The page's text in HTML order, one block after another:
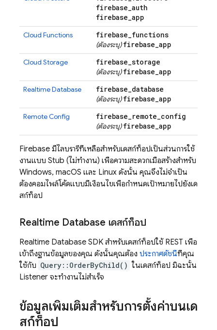
firebase_auth
firebase_app
Cloud Functions firebase_functions
(ต้องระบุ) firebase_app
Cloud Storage firebase_storage
(ต้องระบุ) firebase_app
Realtime Database firebase_database
(ต้องระบุ) firebase_app
Remote Config firebase_remote_config
(ต้องระบุ) firebase_app
Firebase มีไลบรารีที่เหลือสำหรับเดสก์ท็อปเป็นส่วนการใช้
งานแบบ Stub (ไม่ทำงาน) เพื่อความสะดวกเมื่อสร้างสำหรับ
Windows, macOS และ Linux ดังนั้น คุณจึงไม่จำเป็น
ต้องคอมไพล์โค้ดแบบมีเงื่อนไขเพื่อกำหนดเป้าหมายไปยังเด
สก์ท็อป
Realtime Database เดสก์ท็อป
Realtime Database SDK สำหรับเดสก์ท็อปใช้ REST เพื่อ
เข้าถึงฐานข้อมูลของคุณ ดังนั้นคุณต้อง ประกาศดัชนีที่คุณ
ใช้กับ Query::OrderByChild() ในเดสก์ท็อป มิฉะนั้น
Listener จะทำงานไม่สำเร็จ
ข้อมูลเพิ่มเติมสำหรับการตั้งค่าบนเด
สก์ท็อป